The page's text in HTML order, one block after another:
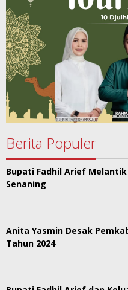
Berita Populer
Bupati Fadhil Arief Melantik
Senaning
Anita Yasmin Desak
Tahun 2024